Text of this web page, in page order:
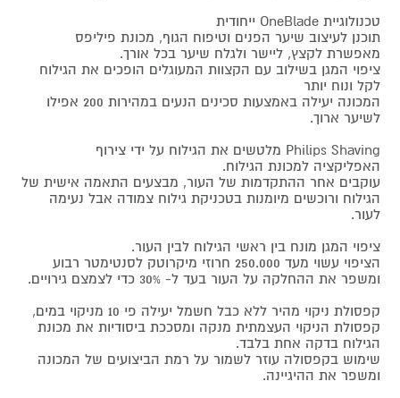
טכנולוגיית OneBlade ייחודית
תוכנן לעיצוב שיער הפנים וטיפוח הגוף, מכונת פיליפס
מאפשרת לקצץ, ליישר ולגלח שיער בכל אורך.
ציפוי המגן בשילוב עם הקצוות המעוגלים הופכים את הגילוח
לקל ונוח יותר
המכונה יעילה באמצעות סכינים הנעים במהירות 200 אפילו
לשיער ארוך.
Philips Shaving מלטשים את הגילוח על ידי צירוף
האפליקציה למכונת הגילוח.
עוקבים אחר ההתקדמות של העור, מבצעים התאמה אישית של
הגילוח ורוכשים מיומנות בטכניקת גילוח צמודה אבל נעימה
לעור.
ציפוי המגן מונח בין ראשי הגילוח לבין העור.
הציפוי עשוי מעד 250.000 חרוזי מיקרוטק לסנטימטר רבוע
ומשפר את ההחלקה על העור בעד ל- 30% כדי לצמצם גירויים.
קפסולת ניקוי מהיר ללא כבל חשמל יעילה פי 10 מניקוי במים,
קפסולת הניקוי העצמתית מנקה ומסככת ביסודיות את מכונת
הגילוח בדקה אחת בלבד.
שימוש בקפסולה עוזר לשמור על רמת הביצועים של המכונה
ומשפר את ההיגיינה.